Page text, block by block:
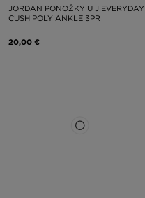
JORDAN PONOŽKY U J EVERYDAY
CUSH POLY ANKLE 3PR
20,00 €